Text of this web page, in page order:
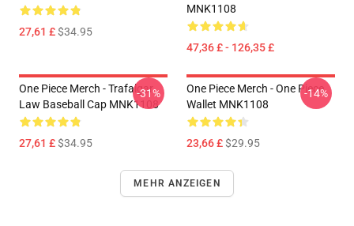
27,61 £$34.95
MNK1108
47,36 £ - 126,35 £
One Piece Merch - Trafalgar
Law Baseball Cap MNK1108
27,61 £$34.95
-31%
One Piece Merch - One Piece
Wallet MNK1108
23,66 £$29.95
-14%
MEHR ANZEIGEN